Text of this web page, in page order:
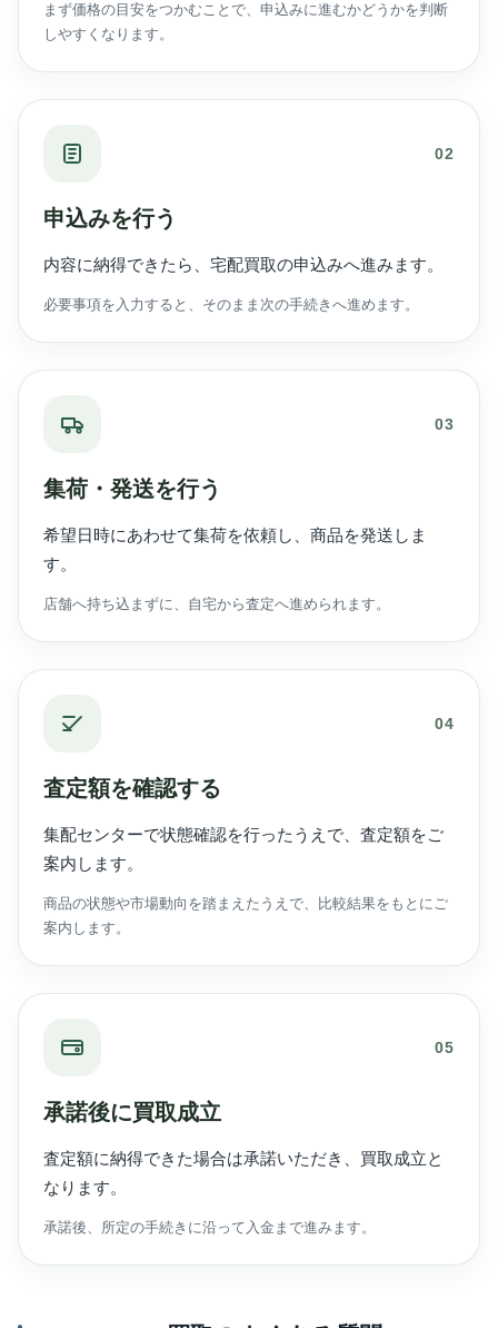
まず価格の目安をつかむことで、申込みに進むかどうかを判断
しやすくなります。
02
申込みを行う
内容に納得できたら、宅配買取の申込みへ進みます。
必要事項を入力すると、そのまま次の手続きへ進めます。
03
集荷・発送を行う
希望日時にあわせて集荷を依頼し、商品を発送しま
す。
店舗へ持ち込まずに、自宅から査定へ進められます。
04
査定額を確認する
集配センターで状態確認を行ったうえで、査定額をご
案内します。
商品の状態や市場動向を踏まえたうえで、比較結果をもとにご
案内します。
05
承諾後に買取成立
査定額に納得できた場合は承諾いただき、買取成立と
なります。
承諾後、所定の手続きに沿って入金まで進みます。